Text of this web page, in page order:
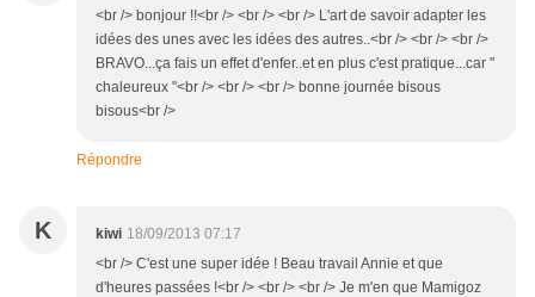
<br /> bonjour !!<br /> <br /> <br /> L'art de savoir adapter les
idées des unes avec les idées des autres..<br /> <br /> <br />
BRAVO...ça fais un effet d'enfer..et en plus c'est pratique...car "
chaleureux "<br /> <br /> <br /> bonne journée bisous
bisous<br />
Répondre
K kiwi 18/09/2013 07:17
<br /> C'est une super idée ! Beau travail Annie et que
d'heures passées !<br /> <br /> <br /> Je m'en que Mamigoz